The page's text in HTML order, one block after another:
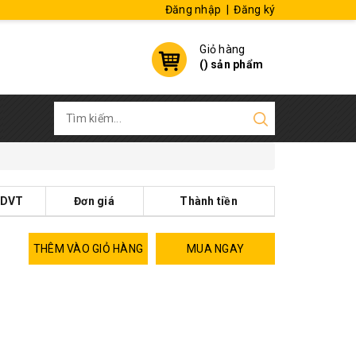
Đăng nhập Đăng ký
Giỏ hàng
() sản phẩm
DVT Đơn giá Thành tiền
MUA NGAY
THÊM VÀO GIỎ HÀNG